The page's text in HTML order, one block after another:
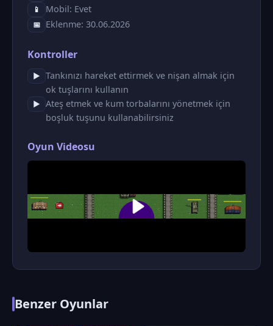
📱 Mobil: Evet
📅 Eklenme: 30.06.2026
Kontroller
▶ Tankınızı hareket ettirmek ve nişan almak için
ok tuşlarını kullanın
▶ Ateş etmek ve kum torbalarını yönetmek için
boşluk tuşunu kullanabilirsiniz
Oyun Videosu
Benzer Oyunlar